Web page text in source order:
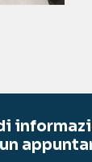
un